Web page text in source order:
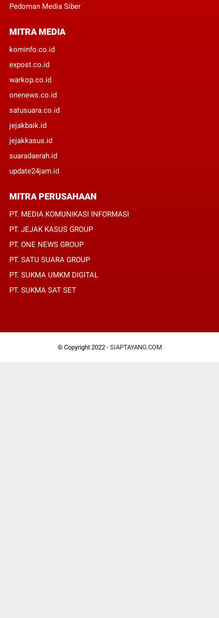
Pedoman Media Siber
MITRA MEDIA
kominfo.co.id
expost.co.id
warkop.co.id
onenews.co.id
satusuara.co.id
jejakbaik.id
jejakkasus.id
suaradaerah.id
update24jam.id
MITRA PERUSAHAAN
PT. MEDIA KOMUNIKASI INFORMASI
PT. JEJAK KASUS GROUP
PT. ONE NEWS GROUP
PT. SATU SUARA GROUP
PT. SUKMA UMKM DIGITAL
PT. SUKMA SAT SET
© Copyright 2022 - SIAPTAYANG.COM